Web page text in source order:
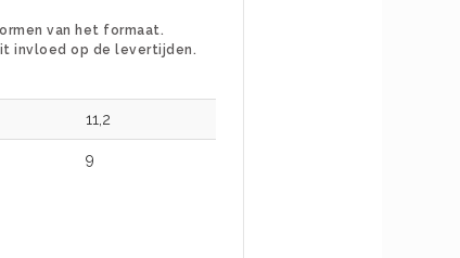
van het formaat.
invloed op de levertijden.
11,2
9